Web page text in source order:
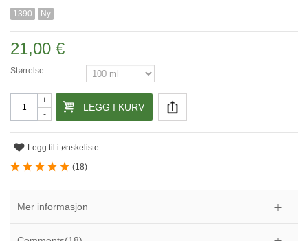
1390 Ny
21,00 €
Størrelse
-
+
LEGG I KURV
Legg til i ønskeliste
(18)
Mer informasjon